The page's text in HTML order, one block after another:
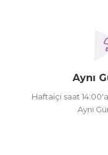
Aynı
Haftaiçi saat
Aynı